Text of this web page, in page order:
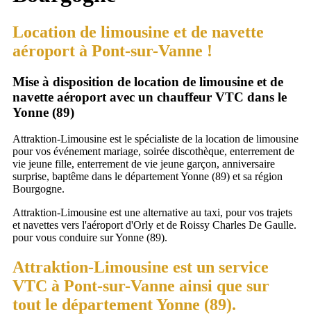
Location de limousine et de navette
aéroport à Pont-sur-Vanne !
Mise à disposition de location de limousine et de
navette aéroport avec un chauffeur VTC dans le
Yonne (89)
Attraktion-Limousine est le spécialiste de la location de limousine
pour vos événement mariage, soirée discothèque, enterrement de
vie jeune fille, enterrement de vie jeune garçon, anniversaire
surprise, baptême dans le département Yonne (89) et sa région
Bourgogne.
Attraktion-Limousine est une alternative au taxi, pour vos trajets
et navettes vers l'aéroport d'Orly et de Roissy Charles De Gaulle.
pour vous conduire sur Yonne (89).
Attraktion-Limousine est un service
VTC à Pont-sur-Vanne ainsi que sur
tout le département Yonne (89).